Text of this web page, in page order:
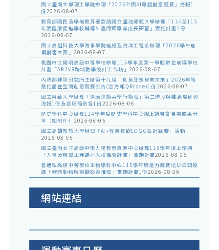
國立臺南大學理工學院辦理「2026全國AI專題創意競賽」海報1
份2026-08-07
教育部國民及學前教育署委請國立臺灣師範大學辦理「114至115
年度健康促進學校輔導計畫師資專業成長研習」實施計畫1份
2026-08-07
國立高雄科技大學海事學院造船及海洋工程系辦理「2026學生船
模創客大賽」 2026-08-07
桃園市立陽明高級中等學校辦理115學年度第一學期數位前導學校
計畫「AR2VR跨域教學設計工作坊」 2026-08-07
內政部建築研究所主辦第十九屆「創意狂想巢向未來」2026年智
慧化居住空間創意競賽公告(含海報QRcode)1份2026-08-07
國立東華大學辦理「適應運動共學行動站」第二階段與離島場研習
海報1份及各區簡章各1份2026-08-06
歷史學科中心辦理114學年度歷史學科中心線上讀書會暑期成果分
享（如附件） 2026-08-06
國立高雄餐旅大學辦理「AI+智慧餐飲LOGO設計競賽」活動
2026-08-06
國立臺南女子高級中學人權教育資源中心辦理115學年度上學期
「人權及轉型正義課程入校推廣計畫」實施計畫2026-08-06
普通型高級中等學校生物學科中心115學年度能力競賽培訓公開授
課「軟體動物解剖觀察與推理」實施計畫1份2026-08-06
網站連結